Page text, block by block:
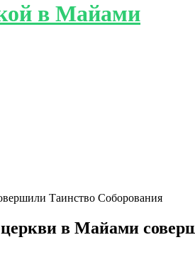
в Майами
Таинство Соборования
в Майами